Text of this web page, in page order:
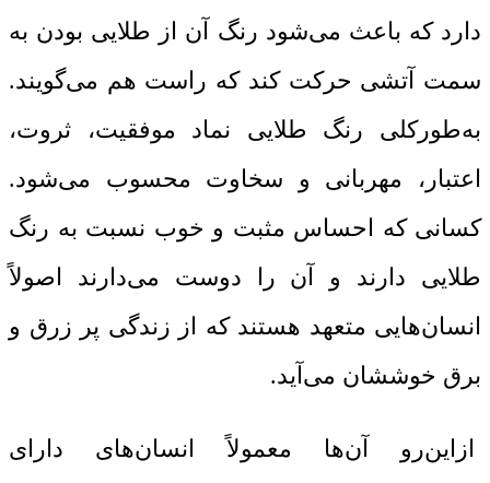
دارد که باعث می‌شود رنگ آن از طلایی بودن به
سمت آتشی حرکت کند که راست هم می‌گویند.
به‌طورکلی رنگ طلایی نماد موفقیت، ثروت،
اعتبار، مهربانی و سخاوت محسوب می‌شود.
کسانی که احساس مثبت و خوب نسبت به رنگ
طلایی دارند و آن را دوست می‌دارند اصولاً
انسان‌هایی متعهد هستند که از زندگی پر زرق ‌و
برق خوششان می‌آید.
ازاین‌رو آن‌ها معمولاً انسان‌های دارای